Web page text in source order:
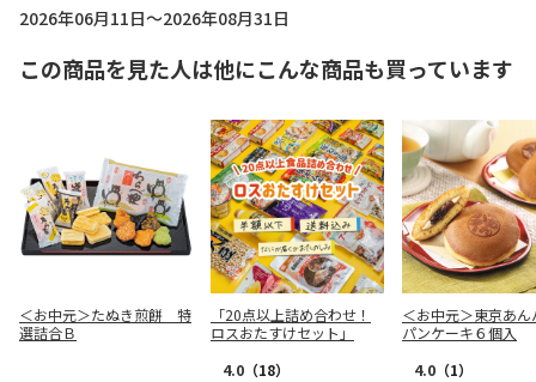
2026年06月11日～2026年08月31日
この商品を見た人は他にこんな商品も買っています
＜お中元＞たぬき煎餅 特
選詰合Ｂ
「20点以上詰め合わせ！
ロスおたすけセット」
4.0 （18）
＜お中元＞東京あん
パンケーキ６個入
4.0 （1）